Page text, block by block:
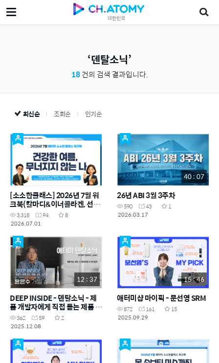
대한민국
덴탈소닉
18건의 검색 결과입니다.
최신순 조회순 인기순
[소소한클래스] 2026년 7월 워
크북(칼마디&이너콜라겐, 선쿠
션&아웃도어패치&스노우 나이
트크림, 덴탈소닉, 필링패드&슈
3,318 94
8
2026.07.01
40 : 07
26년 ABI 3월 3주차
590 43
1
2026.03.17
12 : 37
DEEP INSIDE - 덴탈소닉 - 제
품 개발자에게 직접 듣는 제품 이
야기
362 59
2
2025.12.08
15 : 46
애터미샵 마이픽 - 문선영 SRM
872 161
15
2025.09.29